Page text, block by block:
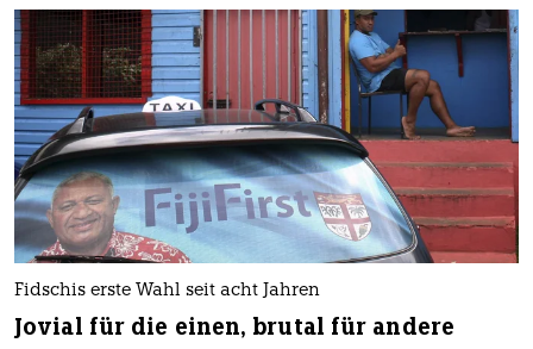
Fidschis erste Wahl seit acht Jahren
Jovial für die einen, brutal für andere